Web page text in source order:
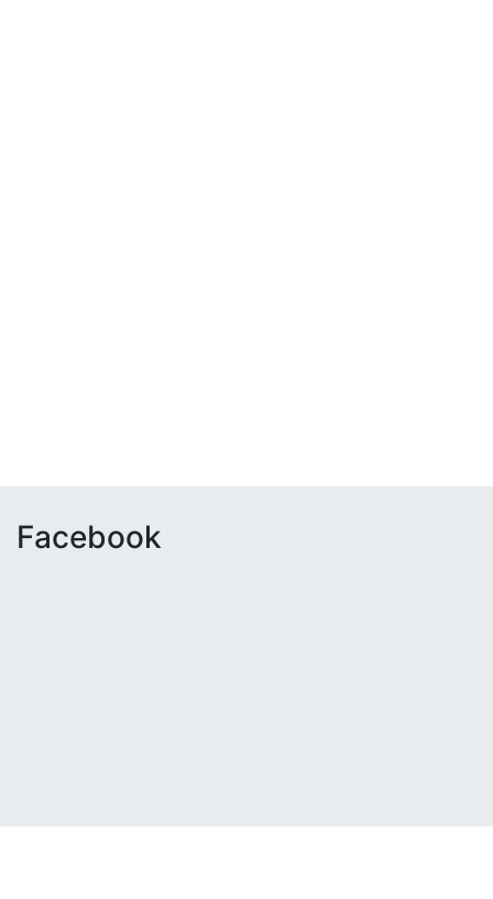
Facebook